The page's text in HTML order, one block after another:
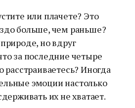
или плачете? Это
больше, чем раньше?
но вдруг
за последние четыре
расстраиваетесь? Иногда
эмоции настолько
их не хватает.